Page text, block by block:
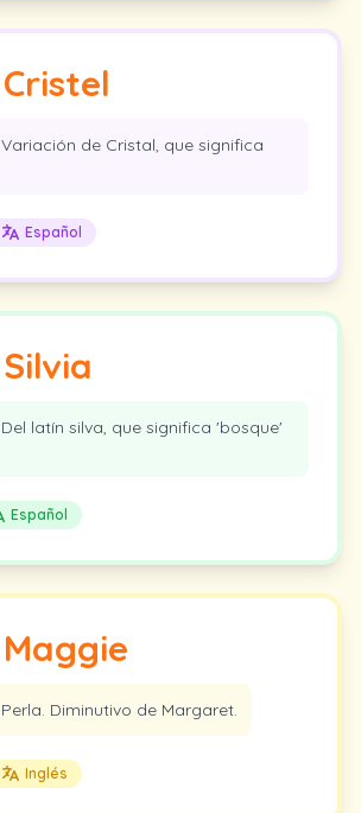
Cristel
Variación de Cristal, que significa
Español
Silvia
Del latín silva, que significa 'bosque'
Español
Maggie
Perla. Diminutivo de Margaret.
Inglés